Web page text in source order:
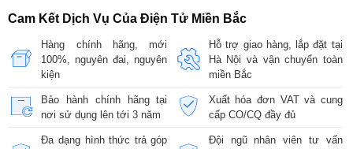
Cam Kết Dịch Vụ Của Điện Tử Miền Bắc
Hàng chính hãng, mới
100%, nguyên đai, nguyên
kiện
Hỗ trợ giao hàng, lắp đặt tại
Hà Nội và vận chuyển toàn
miền Bắc
Bảo hành chính hãng tại
nơi sử dụng lên tới 3 năm
Xuất hóa đơn VAT và cung
cấp CO/CQ đầy đủ
Đa dạng hình thức trả góp
Đội ngũ nhân viên tư vấn